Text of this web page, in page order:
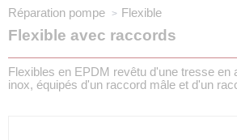
Réparation pompe Flexible
Flexible avec raccords
Flexibles en EPDM revêtu d'une tresse en
inox, équipés d'un raccord mâle et d'un